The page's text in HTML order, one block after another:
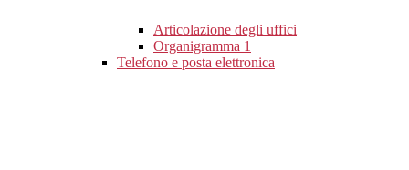
Articolazione degli uffici
Organigramma 1
Telefono e posta elettronica